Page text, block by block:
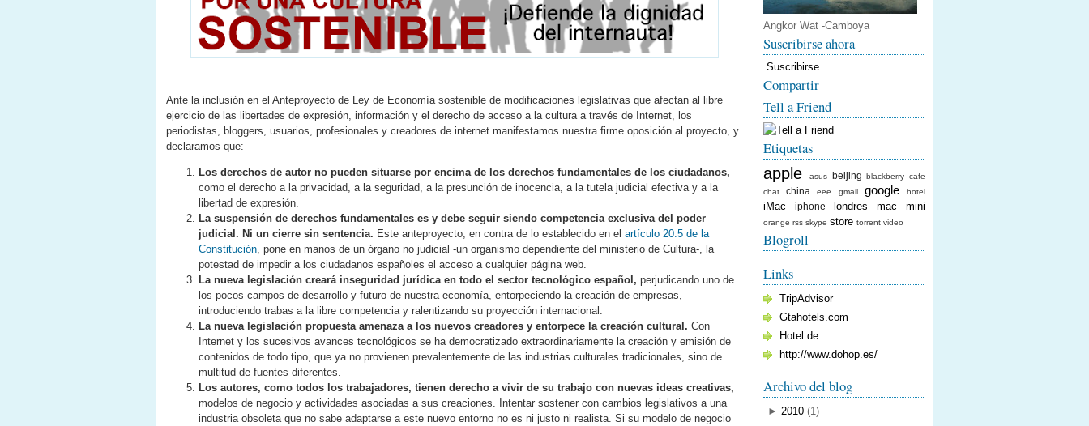
Ante la inclusión en el Anteproyecto de Ley de Economía sostenible de modificaciones legislativas que afectan al libre
ejercicio de las libertades de expresión, información y el derecho de acceso a la cultura a través de Internet, los
periodistas, bloggers, usuarios, profesionales y creadores de internet manifestamos nuestra firme oposición al proyecto, y
declaramos que:
Los derechos de autor no pueden situarse por encima de los derechos fundamentales de los ciudadanos,
como el derecho a la privacidad, a la seguridad, a la presunción de inocencia, a la tutela judicial efectiva y a la
libertad de expresión.
La suspensión de derechos fundamentales es y debe seguir siendo competencia exclusiva del poder
judicial. Ni un cierre sin sentencia. Este anteproyecto, en contra de lo establecido en el artículo 20.5 de la
Constitución , pone en manos de un órgano no judicial -un organismo dependiente del ministerio de Cultura-, la
potestad de impedir a los ciudadanos españoles el acceso a cualquier página web.
La nueva legislación creará inseguridad jurídica en todo el sector tecnológico español, perjudicando uno de
los pocos campos de desarrollo y futuro de nuestra economía, entorpeciendo la creación de empresas,
introduciendo trabas a la libre competencia y ralentizando su proyección internacional.
La nueva legislación propuesta amenaza a los nuevos creadores y entorpece la creación cultural. Con
Internet y los sucesivos avances tecnológicos se ha democratizado extraordinariamente la creación y emisión de
contenidos de todo tipo, que ya no provienen prevalentemente de las industrias culturales tradicionales, sino de
multitud de fuentes diferentes.
Los autores, como todos los trabajadores, tienen derecho a vivir de su trabajo con nuevas ideas creativas,
modelos de negocio y actividades asociadas a sus creaciones. Intentar sostener con cambios legislativos a una
industria obsoleta que no sabe adaptarse a este nuevo entorno no es ni justo ni realista. Si su modelo de negocio
Angkor Wat -Camboya
Suscribirse ahora
Suscribirse
Compartir
Tell a Friend
Etiquetas
apple
asus beijing blackberry cafe
chat
china eee gmail google hotel
iMac iphone londres mac mini
orange rss skype store torrent video
Blogroll
Links
TripAdvisor
Gtahotels.com
Hotel.de
http://www.dohop.es/
Archivo del blog
► 2010 (1)